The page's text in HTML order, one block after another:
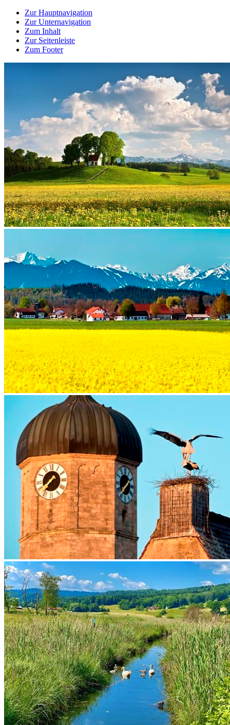
Zur Hauptnavigation
Zur Unternavigation
Zum Inhalt
Zur Seitenleiste
Zum Footer